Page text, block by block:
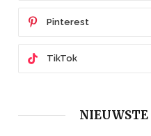
Pinterest
TikTok